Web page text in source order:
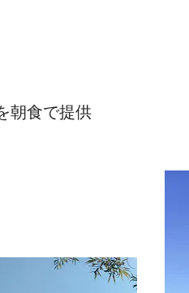
朝食で提供